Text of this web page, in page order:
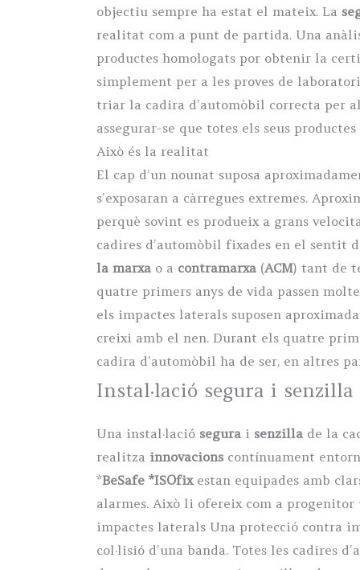
objectiu sempre ha estat el mateix. La
realitat com a punt de partida. Una
productes homologats por obtenir la
simplement per a les proves de
triar la cadira d’automòbil correcta per
assegurar-se que totes els seus
Això és la realitat
El cap d’un nounat suposa
s’exposaran a càrregues extremes.
perquè sovint es produeix a grans
cadires d’automòbil fixades en el sentit
la marxa o a contramarxa (ACM) tant de
quatre primers anys de vida passen
els impactes laterals suposen
creixi amb el nen. Durant els quatre
cadira d’automòbil ha de ser, en altres
Instal·lació segura i senzilla
Una instal·lació segura i senzilla de la
realitza innovacions contínuament
*BeSafe *ISOfixestan equipades amb
alarmes. Això li ofereix com a
impactes laterals Una protecció contra
col·lisió d’una banda. Totes les cadires